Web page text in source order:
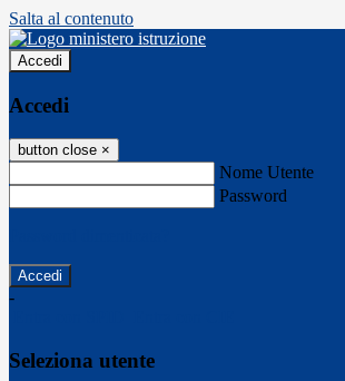
Salta al contenuto
Accedi
Accedi
button close ×
Nome Utente
Password
-
Seleziona utente